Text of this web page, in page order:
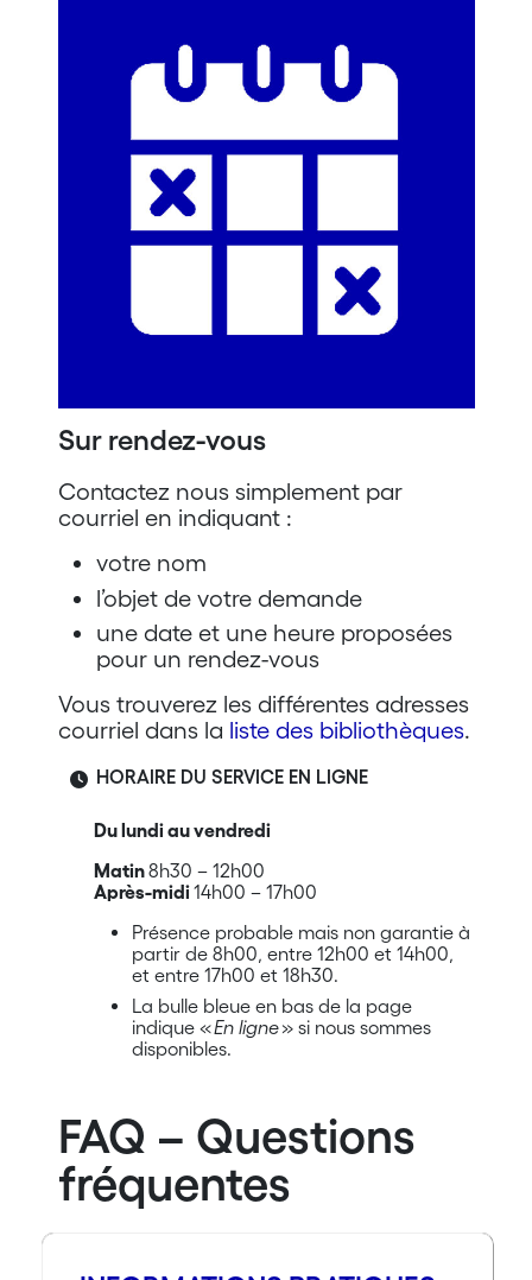
Sur rendez-vous
Contactez nous simplement par
courriel en indiquant :
votre nom
l’objet de votre demande
une date et une heure proposées
pour un rendez-vous
Vous trouverez les différentes adresses
courriel dans la liste des bibliothèques.
HORAIRE DU SERVICE EN LIGNE
Du lundi au vendredi
Matin8h30 – 12h00
Après-midi14h00 – 17h00
Présence probable mais non garantie à
partir de 8h00, entre 12h00 et 14h00,
et entre 17h00 et 18h30.
La bulle bleue en bas de la page
indique «En ligne» si nous sommes
disponibles.
FAQ – Questions
fréquentes